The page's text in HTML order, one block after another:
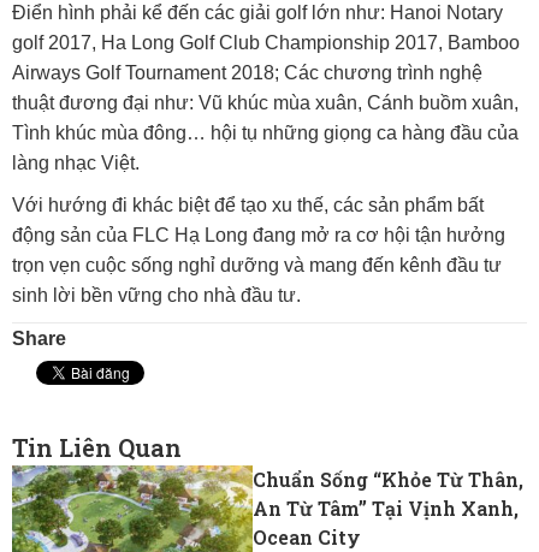
Điển hình phải kể đến các giải golf lớn như: Hanoi Notary
golf 2017, Ha Long Golf Club Championship 2017, Bamboo
Airways Golf Tournament 2018; Các chương trình nghệ
thuật đương đại như: Vũ khúc mùa xuân, Cánh buồm xuân,
Tình khúc mùa đông… hội tụ những giọng ca hàng đầu của
làng nhạc Việt.
Với hướng đi khác biệt để tạo xu thế, các sản phẩm bất
động sản của FLC Hạ Long đang mở ra cơ hội tận hưởng
trọn vẹn cuộc sống nghỉ dưỡng và mang đến kênh đầu tư
sinh lời bền vững cho nhà đầu tư.
Share
Tin Liên Quan
Chuẩn Sống “khỏe Từ Thân,
An Từ Tâm” Tại Vịnh Xanh,
Ocean City